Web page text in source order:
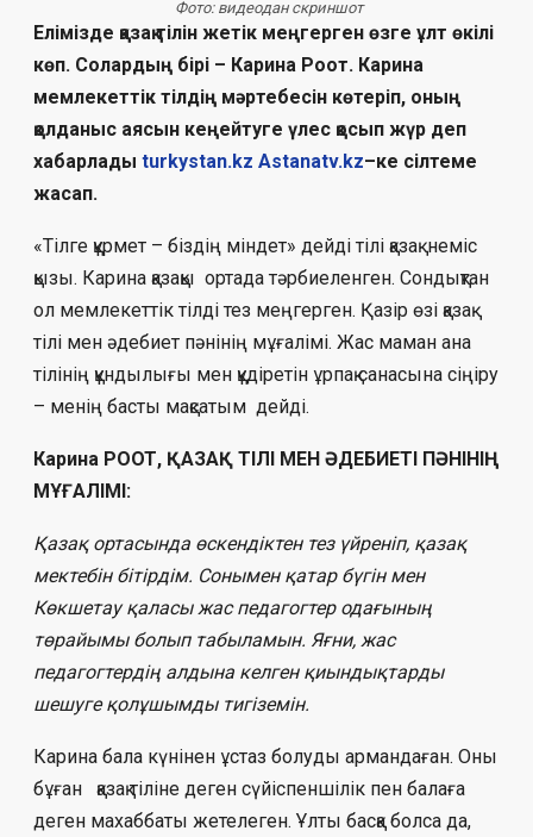
Фото: видеодан скриншот
Елімізде қазақ тілін жетік меңгерген өзге ұлт өкілі
көп. Солардың бірі – Карина Роот. Карина
мемлекеттік тілдің мәртебесін көтеріп, оның
қолданыс аясын кеңейтуге үлес қосып жүр деп
хабарлады turkystan.kz Аstanatv.kz–ке сілтеме
жасап.
«Тілге құрмет – біздің міндет» дейді тілі қазақ неміс
қызы. Карина қазақы ортада тәрбиеленген. Сондықтан
ол мемлекеттік тілді тез меңгерген. Қазір өзі қазақ
тілі мен әдебиет пәнінің мұғалімі. Жас маман ана
тілінің құндылығы мен құдіретін ұрпақ санасына сіңіру
– менің басты мақсатым дейді.
Карина РООТ, ҚАЗАҚ ТІЛІ МЕН ӘДЕБИЕТІ ПӘНІНІҢ
МҰҒАЛІМІ:
Қазақ ортасында өскендіктен тез үйреніп, қазақ
мектебін бітірдім. Сонымен қатар бүгін мен
Көкшетау қаласы жас педагогтер одағының
төрайымы болып табыламын. Яғни, жас
педагогтердің алдына келген қиындықтарды
шешуге қолұшымды тигіземін.
Карина бала күнінен ұстаз болуды армандаған. Оны
бұған қазақ тіліне деген сүйіспеншілік пен балаға
деген махаббаты жетелеген. Ұлты басқа болса да,